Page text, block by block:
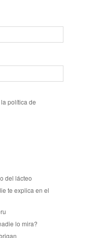
política de
del lácteo
te explica en el
lo mira?